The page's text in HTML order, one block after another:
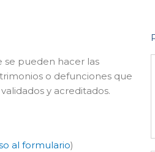
se pueden hacer las
o defunciones que
y acreditados.
al formulario)